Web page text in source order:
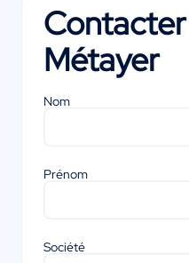
Contacter
Métayer
Nom
Prénom
Société